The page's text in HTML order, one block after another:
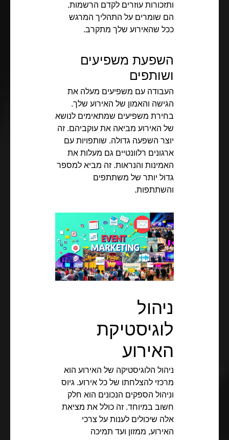
ותזכורות עוזרים לקדם הרשמות.
הם שומרים על התהליך המרגש
ככל שהאירוע שלך מתקרב.
השפעת משפיעים
ושותפים
העבודה עם משפיעים מעלה את
הגישה והאמון של האירוע שלך.
בחירת משפיעים שמתאימים לנושא
של האירוע מביאה את עוקביהם. זה
יוצר השפעה גדולה. שותפויות עם
ארגונים רלוונטיים גם מעלות את
האמינות והנראות. זה מביא למספר
גדול יותר של משתתפים
והשתתפות.
ניהול
לוגיסטיקת
האירוע
ניהול הלוגיסטיקה של האירוע הוא
מרכזי להצלחתו של כל אירוע. גיוס
וניהול הספקים הנכונים הוא חלק
חשוב במיוחד. זה כולל את מציאת
אלה שיכולים לענות על צרכי
האירוע, ממזון ועד תמיכה